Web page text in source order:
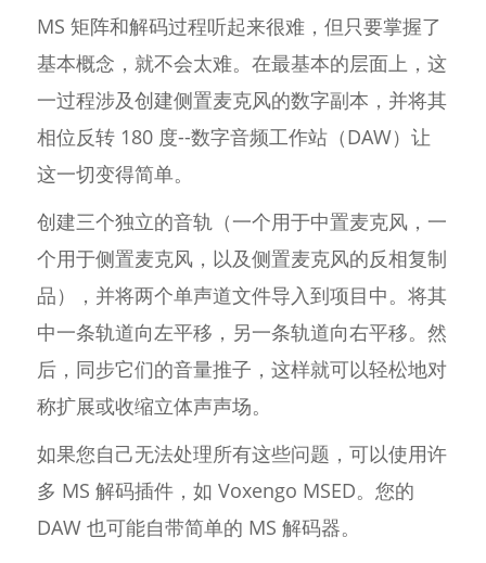
MS 矩阵和解码过程听起来很难，但只要掌握了
基本概念，就不会太难。在最基本的层面上，这
一过程涉及创建侧置麦克风的数字副本，并将其
相位反转 180 度--数字音频工作站（DAW）让
这一切变得简单。
创建三个独立的音轨（一个用于中置麦克风，一
个用于侧置麦克风，以及侧置麦克风的反相复制
品），并将两个单声道文件导入到项目中。将其
中一条轨道向左平移，另一条轨道向右平移。然
后，同步它们的音量推子，这样就可以轻松地对
称扩展或收缩立体声声场。
如果您自己无法处理所有这些问题，可以使用许
多 MS 解码插件，如 Voxengo MSED。您的
DAW 也可能自带简单的 MS 解码器。